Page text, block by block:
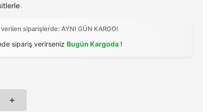
siparişlerde: AYNI GÜN KARGO!
sipariş verirseniz Bugün Kargoda !